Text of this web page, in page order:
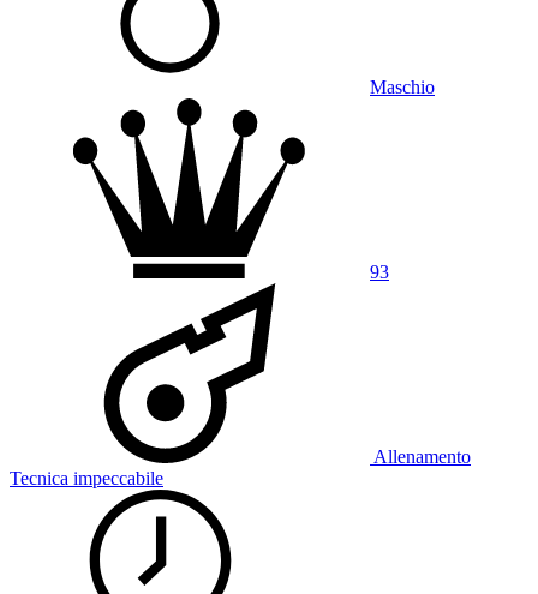
Maschio
93
Allenamento
Tecnica impeccabile